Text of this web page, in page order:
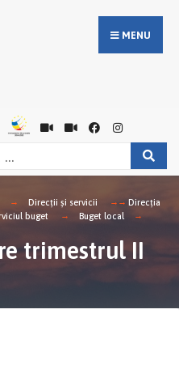
MENU
Direcții și servicii
Direcţia
buget
Buget local
trimestrul II